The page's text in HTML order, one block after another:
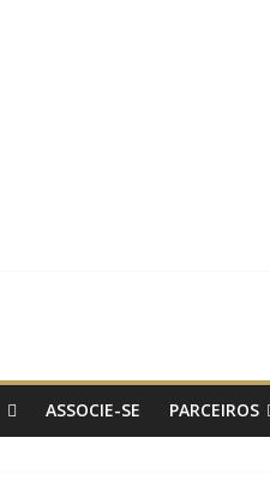
ASSOCIE-SE PARCEIROS